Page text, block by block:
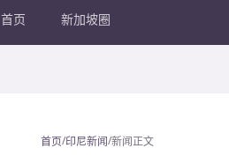
首页 新加坡圈
首页/印尼新闻/新闻正文